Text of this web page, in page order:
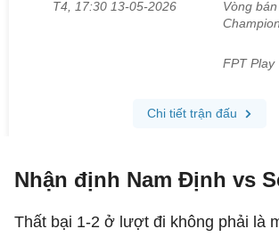
Nhận định Nam Định vs
Thất bại 1-2 ở lượt đi không phải là